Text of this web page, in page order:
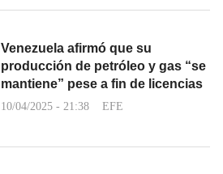
Venezuela afirmó que su
producción de petróleo y gas “se
mantiene” pese a fin de licencias
10/04/2025 - 21:38 EFE